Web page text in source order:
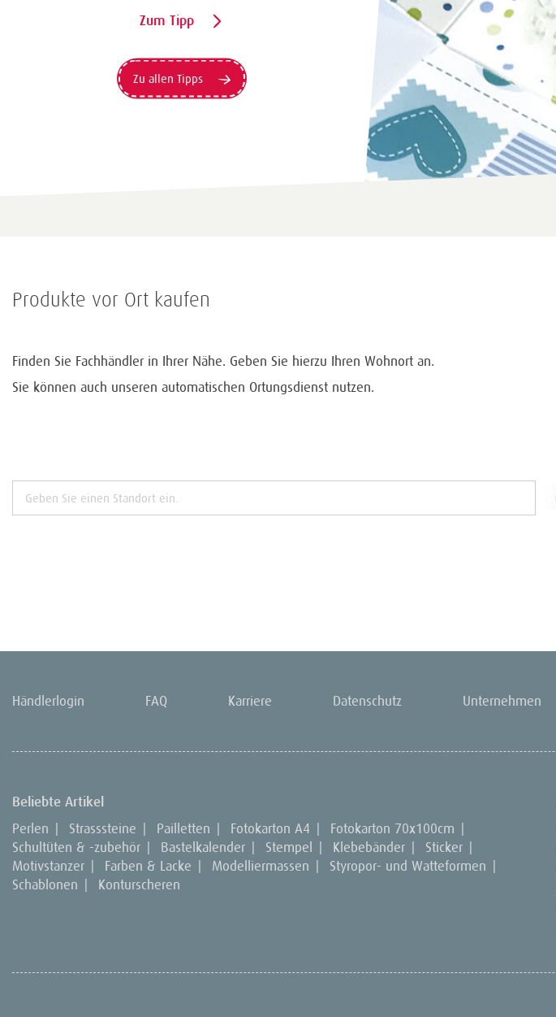
Zum Tipp
Zu allen Tipps
Produkte vor Ort kaufen
Finden Sie Fachhändler in Ihrer Nähe. Geben Sie hierzu Ihren Wohnort an.
Sie können auch unseren automatischen Ortungsdienst nutzen.
Händlerlogin FAQ Karriere Datenschutz Unternehmen
Beliebte Artikel
Perlen Strasssteine Pailletten Fotokarton A4 Fotokarton 70x100cm
Schultüten & -zubehör
Bastelkalender Stempel Klebebänder Sticker
Motivstanzer
Farben & Lacke Modelliermassen Styropor- und Watteformen
Schablonen
Konturscheren